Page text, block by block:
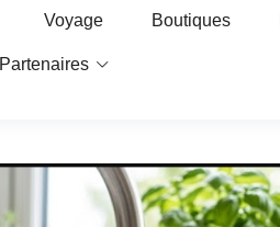
Voyage Boutiques
Partenaires